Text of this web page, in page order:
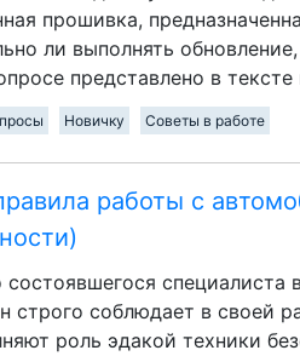
прошивка,
ли выполнять
представлено в
Новичку Советы в работе
работы с
специалиста
строго соблюдает в своей
роль эдакой техники